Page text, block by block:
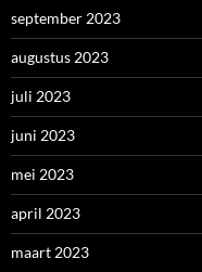
september 2023
augustus 2023
juli 2023
juni 2023
mei 2023
april 2023
maart 2023